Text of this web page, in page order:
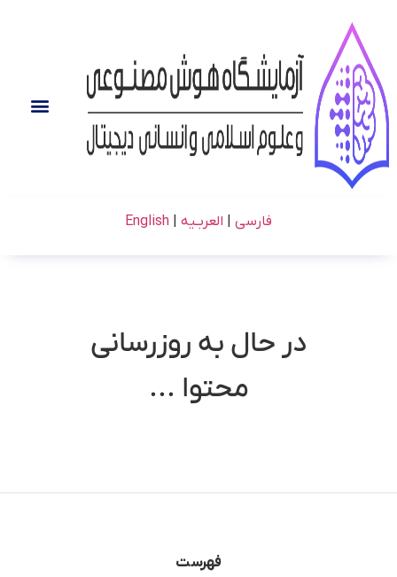
فارسی العربـیه English
در حال به روزرسانی
محتوا ...
فهرست